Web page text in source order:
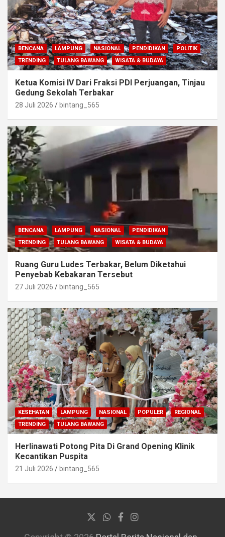
BENCANA LAMPUNG NASIONAL PENDIDIKAN
POLITIK
TRENDING
TULANG BAWANG WISATA & BUDAYA
Ketua Komisi IV Dari Fraksi PDI Perjuangan, Tinjau
Gedung Sekolah Terbakar
28 Juli 2026 bintang_565
BENCANA LAMPUNG NASIONAL
PENDIDIKAN
TRENDING
TULANG BAWANG WISATA & BUDAYA
Ruang Guru Ludes Terbakar, Belum Diketahui
Penyebab Kebakaran Tersebut
27 Juli 2026 bintang_565
KESEHATAN LAMPUNG NASIONAL POPULER
REGIONAL
TRENDING
TULANG BAWANG
Herlinawati Potong Pita Di Grand Opening Klinik
Kecantikan Puspita
21 Juli 2026 bintang_565